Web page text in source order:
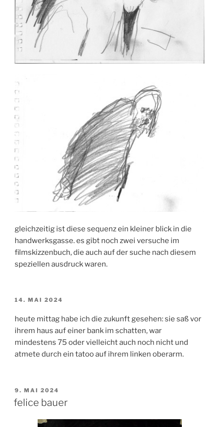
gleichzeitig ist diese sequenz ein kleiner blick in die
handwerksgasse. es gibt noch zwei versuche im
filmskizzenbuch, die auch auf der suche nach diesem
speziellen ausdruck waren.
VERÖFFENTLICHT
14. MAI 2024
heute mittag habe ich die zukunft gesehen: sie saß vor
ihrem haus auf einer bank im schatten, war
mindestens 75 oder vielleicht auch noch nicht und
atmete durch ein tatoo auf ihrem linken oberarm.
VERÖFFENTLICHT
AM
9. MAI 2024
felice bauer